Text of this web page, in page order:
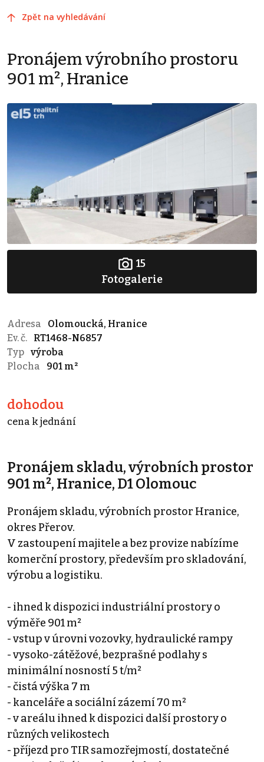
Zpět na vyhledávání
Pronájem výrobního prostoru
901 m², Hranice
15
Fotogalerie
Adresa
Olomoucká, Hranice
Ev. č.
RT1468-N6857
Typ výroba
Plocha
901 m²
dohodou
cena k jednání
Pronájem skladu, výrobních prostor
901 m², Hranice, D1 Olomouc
Pronájem skladu, výrobních prostor Hranice,
okres Přerov.
V zastoupení majitele a bez provize nabízíme
komerční prostory, především pro skladování,
výrobu a logistiku.
- ihned k dispozici industriální prostory o
výměře 901 m²
- vstup v úrovni vozovky, hydraulické rampy
- vysoko-zátěžové, bezprašné podlahy s
minimální nosností 5 t/m²
- čistá výška 7 m
- kanceláře a sociální zázemí 70 m²
- v areálu ihned k dispozici další prostory o
různých velikostech
- příjezd pro TIR samozřejmostí, dostatečné